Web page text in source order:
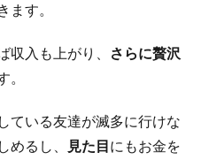
す。
入も上がり、 さらに贅沢
。
ている友達が滅多に行けな
るし、
見た目にもお金を